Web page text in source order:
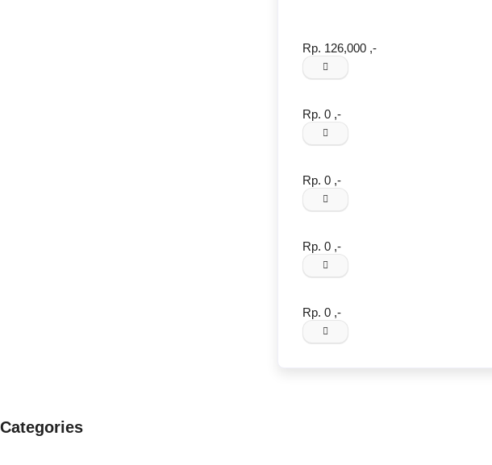
Rp. 126,000 ,-
Rp. 0 ,-
Rp. 0 ,-
Rp. 0 ,-
Rp. 0 ,-
Categories